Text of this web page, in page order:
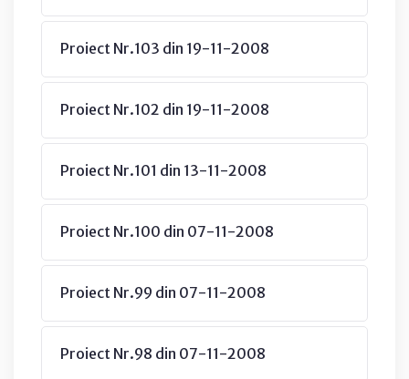
Proiect Nr.103 din 19-11-2008
Proiect Nr.102 din 19-11-2008
Proiect Nr.101 din 13-11-2008
Proiect Nr.100 din 07-11-2008
Proiect Nr.99 din 07-11-2008
Proiect Nr.98 din 07-11-2008